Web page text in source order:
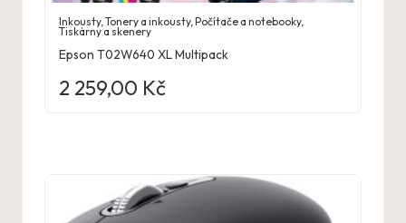
Inkousty,Tonery a inkousty,Počítače a notebooky,
Tiskárny a skenery
Epson T02W640 XL Multipack
2 259,00 Kč